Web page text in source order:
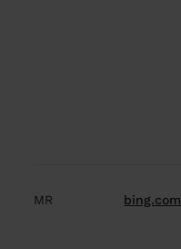
MR bing.com